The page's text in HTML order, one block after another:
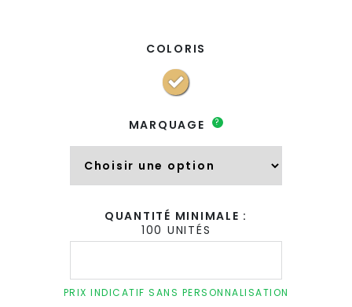
COLORIS
MARQUAGE ?
QUANTITÉ MINIMALE :
100 UNITÉS
quantité
support
smartphone
PRIX INDICATIF SANS PERSONNALISATION